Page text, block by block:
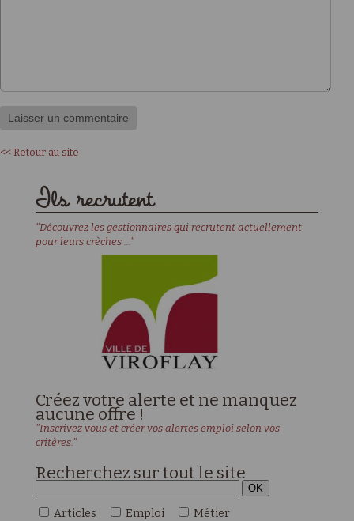
<< Retour au site
Ils recrutent
"Découvrez les gestionnaires qui recrutent actuellement
pour leurs crèches ..."
Créez votre alerte et ne manquez
aucune offre !
"Inscrivez vous et créer vos alertes emploi selon vos
critères."
Recherchez sur tout le site
Articles Emploi Métier